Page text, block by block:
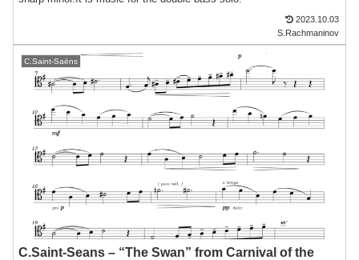
2023.10.03
S.Rachmaninov
C.Saint-Saëns
C.Saint-Seans – “The Swan” from Carnival of the